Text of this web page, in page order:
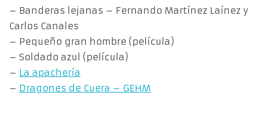
– Banderas lejanas – Fernando Martínez Laínez y
Carlos Canales
– Pequeño gran hombre (película)
– Soldado azul (película)
– La apachería
– Dragones de Cuera – GEHM